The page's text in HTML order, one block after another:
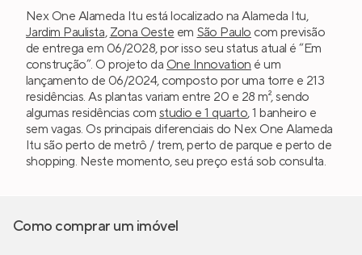
Nex One Alameda Itu está localizado na Alameda Itu,
Jardim Paulista, Zona Oeste em São Paulo com previsão
de entrega em 06/2028, por isso seu status atual é “Em
construção”. O projeto da One Innovation é um
lançamento de 06/2024, composto por uma torre e 213
residências. As plantas variam entre 20 e 28 m², sendo
algumas residências com studio e 1 quarto, 1 banheiro e
sem vagas. Os principais diferenciais do Nex One Alameda
Itu são perto de metrô / trem, perto de parque e perto de
shopping. Neste momento, seu preço está sob consulta.
Como comprar um imóvel